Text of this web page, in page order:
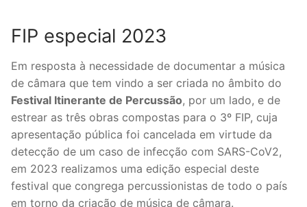
FIP especial 2023
Em resposta à necessidade de documentar a música
de câmara que tem vindo a ser criada no âmbito do
Festival Itinerante de Percussão, por um lado, e de
estrear as três obras compostas para o 3º FIP, cuja
apresentação pública foi cancelada em virtude da
detecção de um caso de infecção com SARS-CoV2,
em 2023 realizamos uma edição especial deste
festival que congrega percussionistas de todo o país
em torno da criação de música de câmara.